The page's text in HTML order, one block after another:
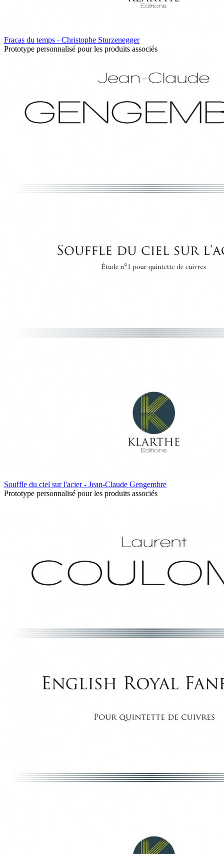
Fracas du temps - Christophe Sturzenegger
Prototype personnalisé pour les produits associés
Souffle du ciel sur l'acier - Jean-Claude Gengembre
Prototype personnalisé pour les produits associés